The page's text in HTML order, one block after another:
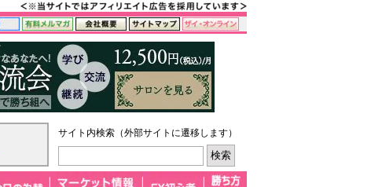
サイト内検索（外部サイトに遷移します）